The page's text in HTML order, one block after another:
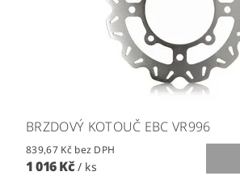
BRZDOVÝ KOTOUČ EBC VR996
839,67 Kč bez DPH
1 016 Kč / ks